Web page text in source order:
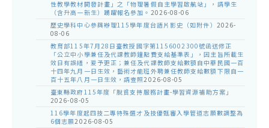
性教學教材開發計畫」之「物理暑假自主學習啟航站」，請學生
（含升高一新生）踴躍報名參加。 2026-08-06
歷史學科中心參與辦理115學年度台語片影史（如附件） 2026-
08-06
教育部115年7月28日臺教授國字第1156002300號函送修正
「公立中小學兼任及代課教師鐘點費支給基準表」，因主旨所載生
效日有誤繕，爰予更正；兼任及代課教師支給數額自中華民國一百
十四年九月一日生效，藝術才能班外聘兼任教師支給數額下限自一
百十五年八月一日生效，請查照2026-08-05
臺東縣政府115年度「脫貧支持服務計畫-學習資源補助方案」
2026-08-05
116學年度起四技二專特殊選才及技優甄審入學管道志願數調整為
6個志願2026-08-05